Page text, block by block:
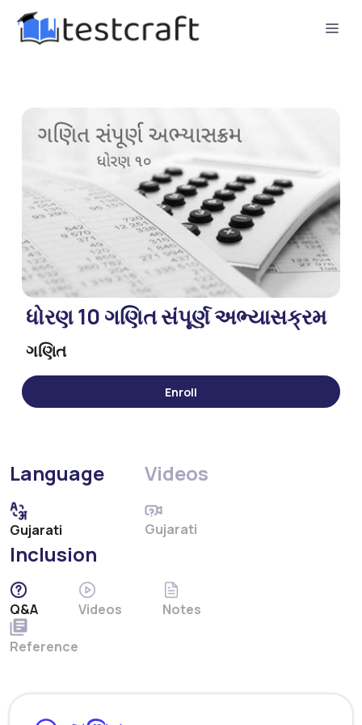
ધોરણ 10 ગણિત સંપૂર્ણ અભ્યાસક્રમ
ગણિત
Language
Gujarati
Videos
Gujarati
Inclusion
Q&A Videos Notes
Reference